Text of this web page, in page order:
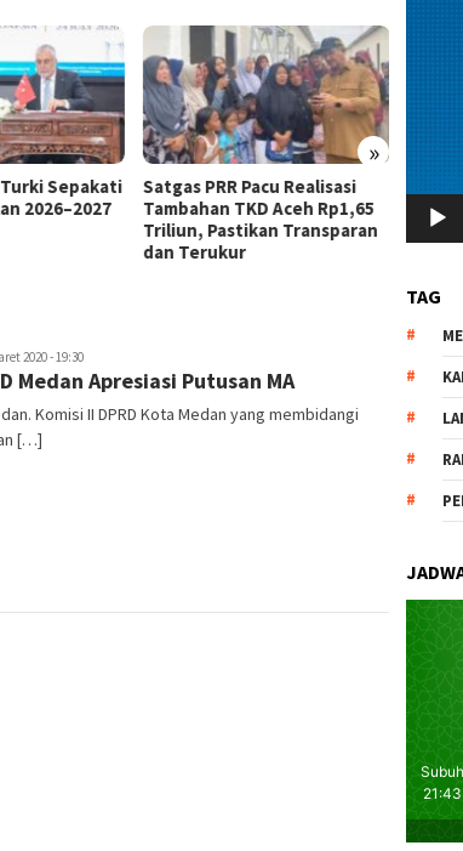
»
Realisasi
Aceh Rp1,65
Kemnaker Berhasil Mediasi
Perselisihan PHK PT Amos
Indah Indonesia Perselisihan
PHK PT Amos Indah Indonesia
The
2020 - 19:30
Medan Apresiasi Putusan MA
Komisi II DPRD Kota Medan yang membidangi
[…]
TAG